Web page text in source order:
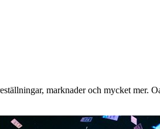
marknader och mycket mer.